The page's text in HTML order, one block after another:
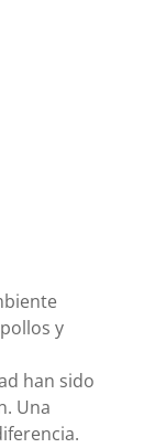
y
han sido
Una